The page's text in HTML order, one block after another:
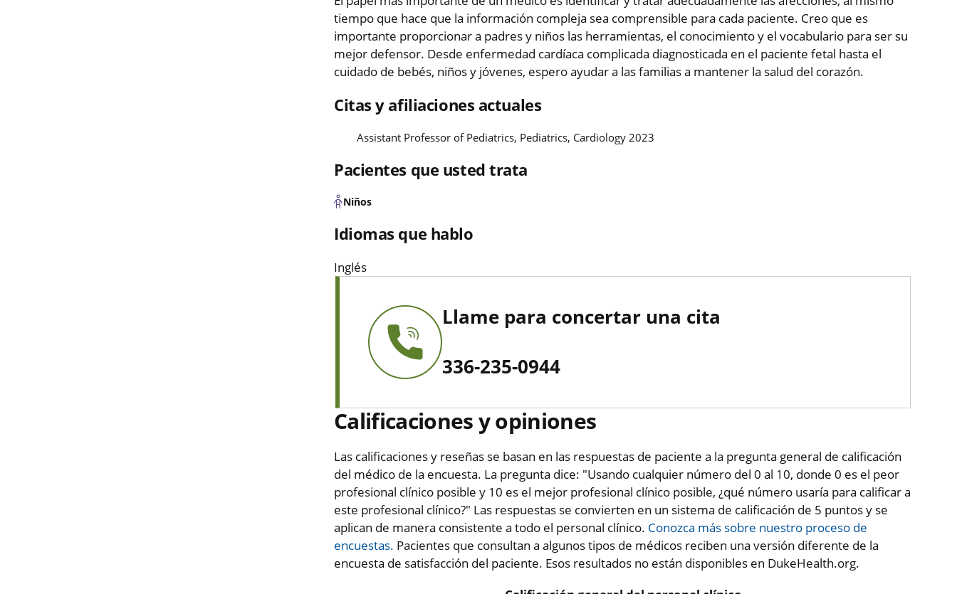
tiempo que hace que la información compleja sea comprensible para cada paciente. Creo que es
importante proporcionar a padres y niños las herramientas, el conocimiento y el vocabulario para ser su
mejor defensor. Desde enfermedad cardíaca complicada diagnosticada en el paciente fetal hasta el
cuidado de bebés, niños y jóvenes, espero ayudar a las familias a mantener la salud del corazón.
Citas y afiliaciones actuales
Assistant Professor of Pediatrics, Pediatrics, Cardiology 2023
Pacientes que usted trata
Niños
Idiomas que hablo
Inglés
Llame para concertar una cita
336-235-0944
Calificaciones y opiniones
Las calificaciones y reseñas se basan en las respuestas de paciente a la pregunta general de calificación
del médico de la encuesta. La pregunta dice: "Usando cualquier número del 0 al 10, donde 0 es el peor
profesional clínico posible y 10 es el mejor profesional clínico posible, ¿qué número usaría para calificar a
este profesional clínico?" Las respuestas se convierten en un sistema de calificación de 5 puntos y se
aplican de manera consistente a todo el personal clínico. Conozca más sobre nuestro proceso de
encuestas. Pacientes que consultan a algunos tipos de médicos reciben una versión diferente de la
encuesta de satisfacción del paciente. Esos resultados no están disponibles en DukeHealth.org.